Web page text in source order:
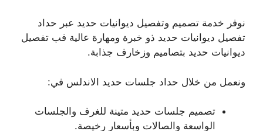
نوفر خدمة تصميم وتفصيل ديوانيات حديد عبر حداد
تفصيل ديوانيات حديد ذو خبرة ومهارة عالية فب تفصيل
ديوانيات حديد بتصاميم وزخارف جذابة.
ونعمل من خلال حداد جلسات حديد الاندلس في:
تصميم جلسات حديد متينة للغرف والجلسات
الواسعة والصالات وبأسعار رخيصة.